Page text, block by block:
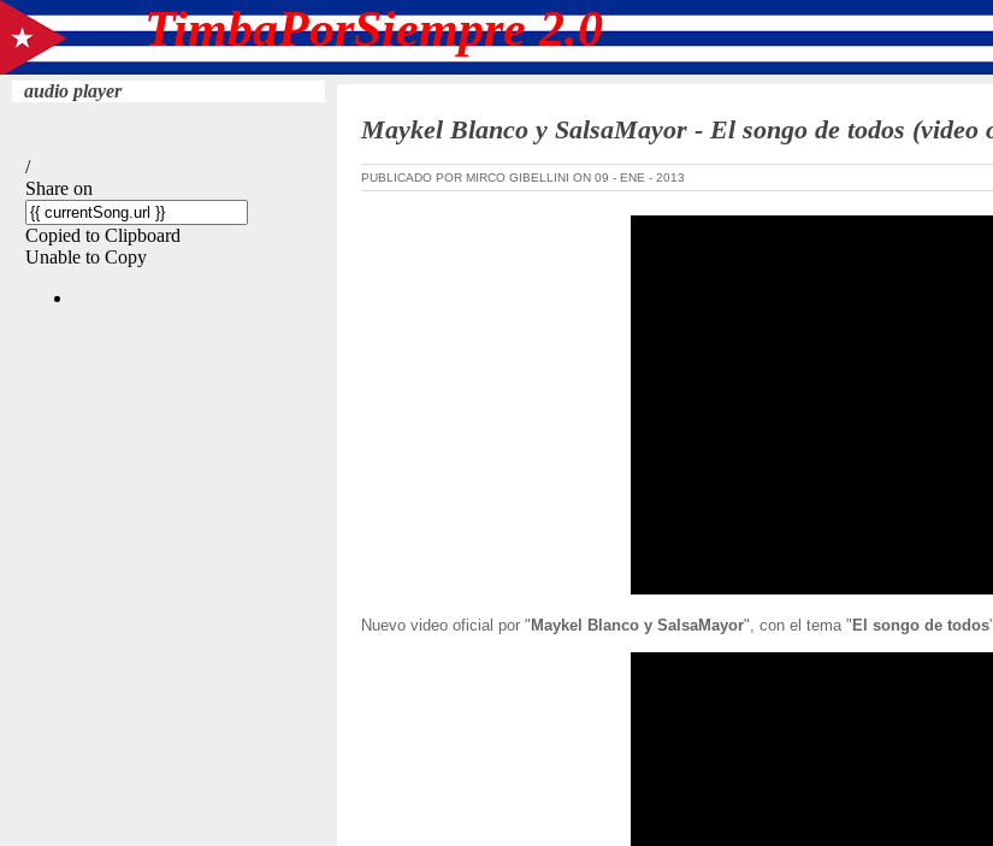
TimbaPorSiempre 2.0
audio player
Maykel Blanco y SalsaMayor - El songo de todos (video
PUBLICADO POR MIRCO GIBELLINI ON 09 - ENE - 2013
Nuevo video oficial por " Maykel Blanco y SalsaMayor", con el tema " El songo de todos